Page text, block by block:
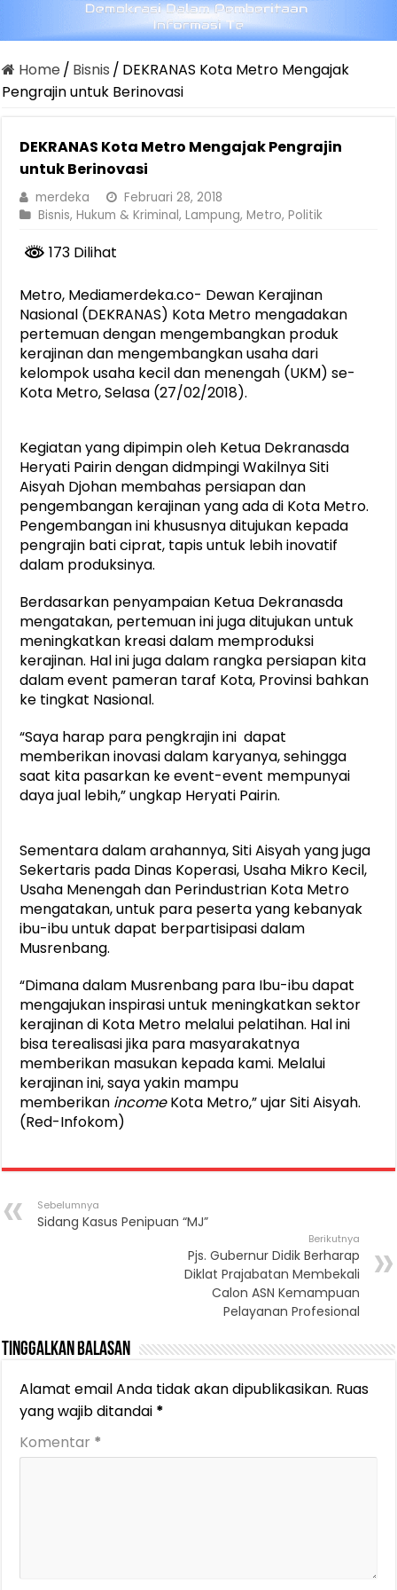
Home / Bisnis / DEKRANAS Kota Metro Mengajak
Pengrajin untuk Berinovasi
DEKRANAS Kota Metro Mengajak Pengrajin
untuk Berinovasi
merdeka
Februari 28, 2018
Bisnis,Hukum & Kriminal,Lampung,Metro,Politik
173 Dilihat
Metro, Mediamerdeka.co- Dewan Kerajinan
Nasional (DEKRANAS) Kota Metro mengadakan
pertemuan dengan mengembangkan produk
kerajinan dan mengembangkan usaha dari
kelompok usaha kecil dan menengah (UKM) se-
Kota Metro, Selasa (27/02/2018).
Kegiatan yang dipimpin oleh Ketua Dekranasda
Heryati Pairin dengan didmpingi Wakilnya Siti
Aisyah Djohan membahas persiapan dan
pengembangan kerajinan yang ada di Kota Metro.
Pengembangan ini khususnya ditujukan kepada
pengrajin bati ciprat, tapis untuk lebih inovatif
dalam produksinya.
Berdasarkan penyampaian Ketua Dekranasda
mengatakan, pertemuan ini juga ditujukan untuk
meningkatkan kreasi dalam memproduksi
kerajinan. Hal ini juga dalam rangka persiapan kita
dalam event pameran taraf Kota, Provinsi bahkan
ke tingkat Nasional.
“Saya harap para pengkrajin ini dapat
memberikan inovasi dalam karyanya, sehingga
saat kita pasarkan ke event-event mempunyai
daya jual lebih,” ungkap Heryati Pairin.
Sementara dalam arahannya, Siti Aisyah yang juga
Sekertaris pada Dinas Koperasi, Usaha Mikro Kecil,
Usaha Menengah dan Perindustrian Kota Metro
mengatakan, untuk para peserta yang kebanyak
ibu-ibu untuk dapat berpartisipasi dalam
Musrenbang.
“Dimana dalam Musrenbang para Ibu-ibu dapat
mengajukan inspirasi untuk meningkatkan sektor
kerajinan di Kota Metro melalui pelatihan. Hal ini
bisa terealisasi jika para masyarakatnya
memberikan masukan kepada kami. Melalui
kerajinan ini, saya yakin mampu
memberikan incomeKota Metro,” ujar Siti Aisyah.
(Red-Infokom)
Sebelumnya
Sidang Kasus Penipuan “MJ”
Berikutnya
Pjs. Gubernur Didik Berharap
Diklat Prajabatan Membekali
Calon ASN Kemampuan
Pelayanan Profesional
Tinggalkan Balasan
Alamat email Anda tidak akan dipublikasikan. Ruas
yang wajib ditandai *
Komentar *